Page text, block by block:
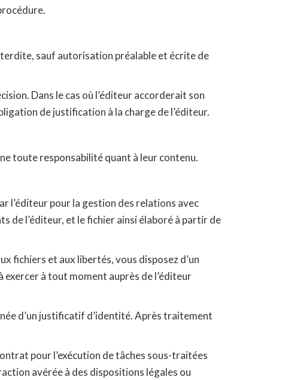
sauf autorisation préalable et écrite de
Dans le cas où l’éditeur accorderait son
de justification à la charge de l’éditeur.
toute responsabilité quant à leur contenu.
l’éditeur pour la gestion des relations avec
de l’éditeur, et le fichier ainsi élaboré à partir de
fichiers et aux libertés, vous disposez d’un
à tout moment auprès de l’éditeur
d’un justificatif d’identité. Après traitement
pour l’exécution de tâches sous-traitées
avérée à des dispositions légales ou